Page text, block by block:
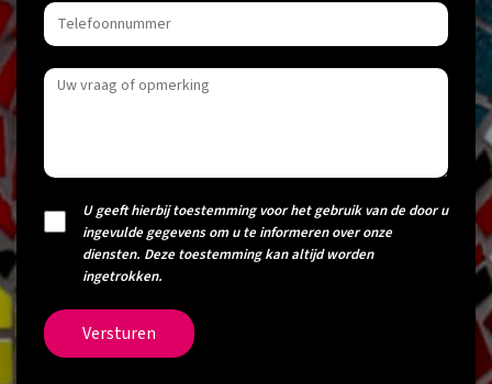
U geeft hierbij toestemming voor het gebruik van de door u
ingevulde gegevens om u te informeren over onze
diensten. Deze toestemming kan altijd worden
ingetrokken.
Versturen